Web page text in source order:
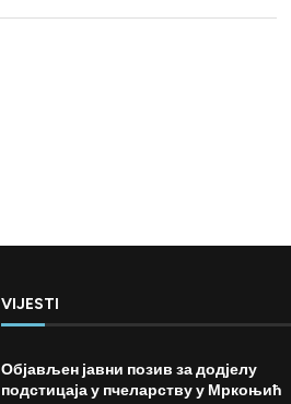
VIJESTI
Објављен јавни позив за додјелу
подстицаја у пчеларству у Мркоњић